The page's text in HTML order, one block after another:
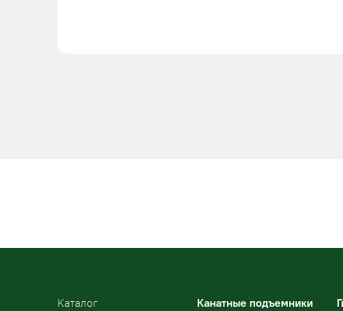
Kаталог
Канатные подъемники